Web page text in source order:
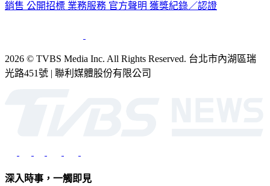
銷售 公開招標 業務服務 官方聲明 獲獎紀錄／認證
2026 © TVBS Media Inc. All Rights Reserved. 台北市內湖區瑞
光路451號 | 聯利媒體股份有限公司
深入時事，一觸即見